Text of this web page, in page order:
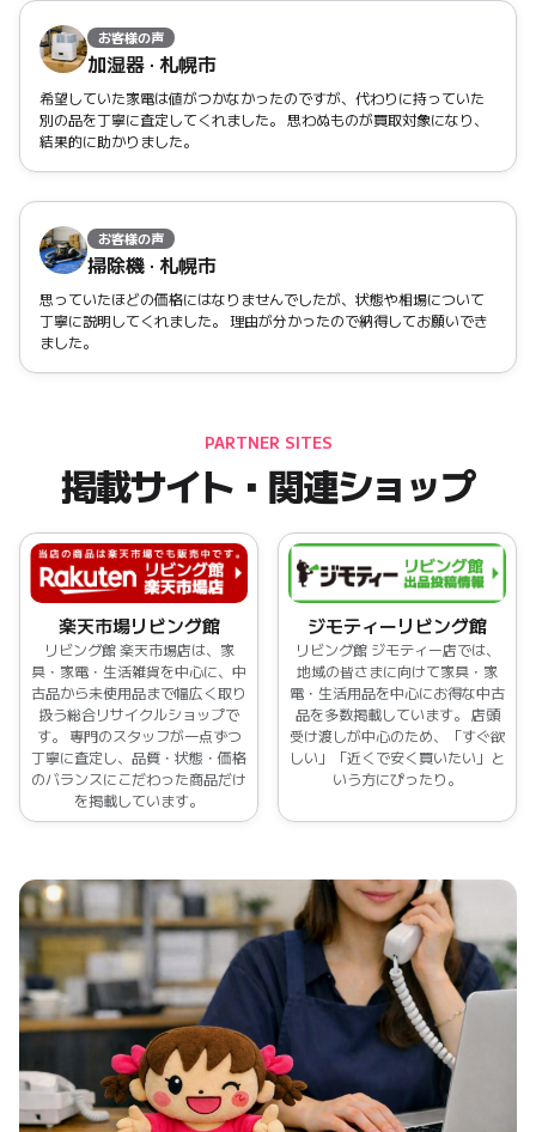
お客様の声
加湿器 · 札幌市
希望していた家電は値がつかなかったのですが、代わりに持っていた
別の品を丁寧に査定してくれました。 思わぬものが買取対象になり、
結果的に助かりました。
お客様の声
掃除機 · 札幌市
思っていたほどの価格にはなりませんでしたが、状態や相場について
丁寧に説明してくれました。 理由が分かったので納得してお願いでき
ました。
PARTNER SITES
掲載サイト・関連ショップ
楽天市場リビング館
リビング館 楽天市場店は、家
具・家電・生活雑貨を中心に、中
古品から未使用品まで幅広く取り
扱う総合リサイクルショップで
す。 専門のスタッフが一点ずつ
丁寧に査定し、品質・状態・価格
のバランスにこだわった商品だけ
を掲載しています。
ジモティーリビング館
リビング館 ジモティー店では、
地域の皆さまに向けて家具・家
電・生活用品を中心にお得な中古
品を多数掲載しています。 店頭
受け渡しが中心のため、「すぐ欲
しい」「近くで安く買いたい」と
いう方にぴったり。